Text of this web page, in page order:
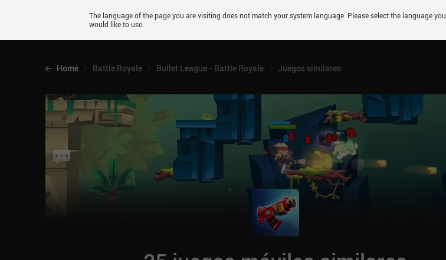
Android
PRÓXIMOS SIMILARES
Home Battle Royale Bullet League - Battle Royale Juegos similares
The language of the page you are visiting does not match your system language. Please select the language you
would like to use.